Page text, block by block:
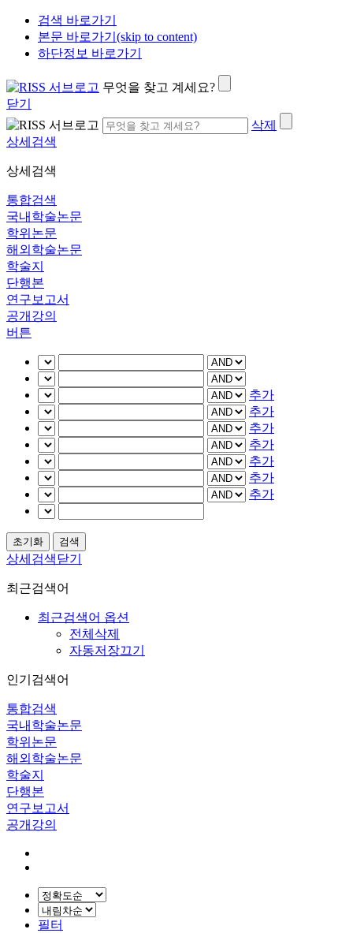
검색 바로가기
본문 바로가기(skip to content)
하단정보 바로가기
무엇을 찾고 계세요?
닫기
삭제
상세검색
상세검색
통합검색
국내학술논문
학위논문
해외학술논문
학술지
단행본
연구보고서
공개강의
버튼
추가
추가
추가
추가
추가
추가
추가
상세검색닫기
최근검색어
최근검색어 옵션
전체삭제
자동저장끄기
인기검색어
통합검색
국내학술논문
학위논문
해외학술논문
학술지
단행본
연구보고서
공개강의
필터